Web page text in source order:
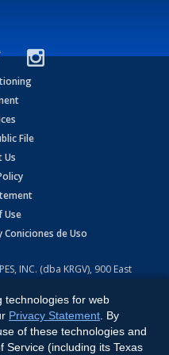
File
Us
Use
de Uso
INC. (dba KRGV), 900 East
Shore Software
technologies for web
Privacy Statement . By
of these technologies and
Service (including its Texas